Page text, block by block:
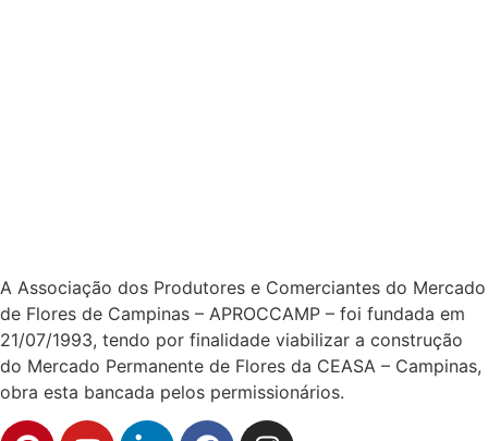
A Associação dos Produtores e Comerciantes do Mercado
de Flores de Campinas – APROCCAMP – foi fundada em
21/07/1993, tendo por finalidade viabilizar a construção
do Mercado Permanente de Flores da CEASA – Campinas,
obra esta bancada pelos permissionários.